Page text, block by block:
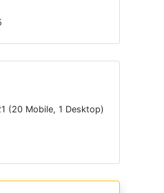
(20 Mobile, 1 Desktop)